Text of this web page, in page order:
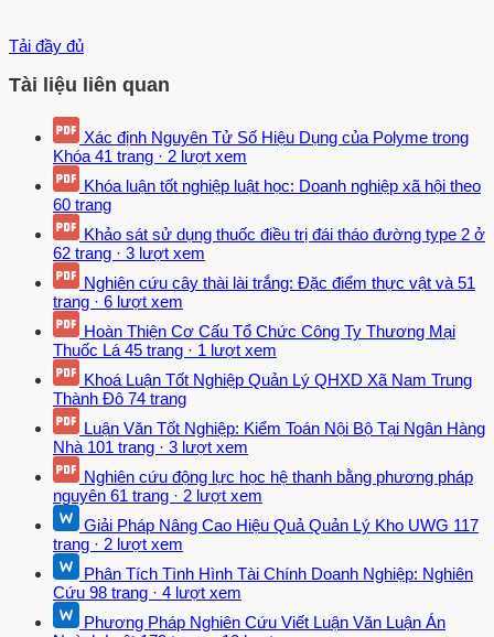
Tải đầy đủ
Tài liệu liên quan
Xác định Nguyên Tử Số Hiệu Dụng của Polyme trong
Khóa 41 trang · 2 lượt xem
Khóa luận tốt nghiệp luật học: Doanh nghiệp xã hội theo
60 trang
Khảo sát sử dụng thuốc điều trị đái tháo đường type 2 ở
62 trang · 3 lượt xem
Nghiên cứu cây thài lài trắng: Đặc điểm thực vật và 51
trang · 6 lượt xem
Hoàn Thiện Cơ Cấu Tổ Chức Công Ty Thương Mại
Thuốc Lá 45 trang · 1 lượt xem
Khoá Luận Tốt Nghiệp Quản Lý QHXD Xã Nam Trung
Thành Đô 74 trang
Luận Văn Tốt Nghiệp: Kiểm Toán Nội Bộ Tại Ngân Hàng
Nhà 101 trang · 3 lượt xem
Nghiên cứu động lực học hệ thanh bằng phương pháp
nguyên 61 trang · 2 lượt xem
Giải Pháp Nâng Cao Hiệu Quả Quản Lý Kho UWG 117
trang · 2 lượt xem
Phân Tích Tình Hình Tài Chính Doanh Nghiệp: Nghiên
Cứu 98 trang · 4 lượt xem
Phương Pháp Nghiên Cứu Viết Luận Văn Luận Án